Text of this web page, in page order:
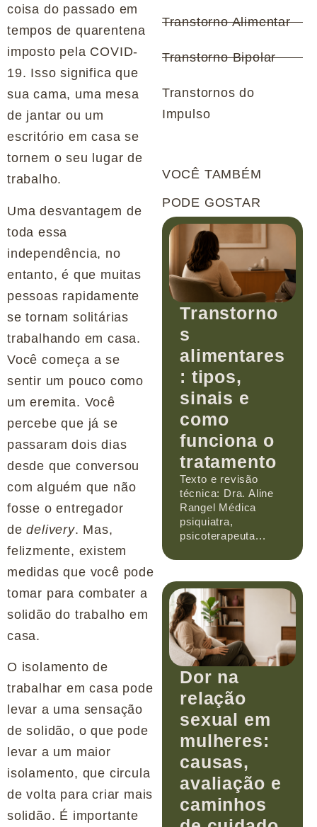
coisa do passado em
tempos de quarentena
imposto pela COVID-
19. Isso significa que
sua cama, uma mesa
de jantar ou um
escritório em casa se
tornem o seu lugar de
trabalho.
Uma desvantagem de
toda essa
independência, no
entanto, é que muitas
pessoas rapidamente
se tornam solitárias
trabalhando em casa.
Você começa a se
sentir um pouco como
um eremita. Você
percebe que já se
passaram dois dias
desde que conversou
com alguém que não
fosse o entregador
dedelivery. Mas,
felizmente, existem
medidas que você pode
tomar para combater a
solidão do trabalho em
casa.
O isolamento de
trabalhar em casa pode
levar a uma sensação
de solidão, o que pode
levar a um maior
isolamento, que circula
de volta para criar mais
solidão. É importante
Transtorno Alimentar
Transtorno Bipolar
Transtornos do
Impulso
VOCÊ TAMBÉM
PODE GOSTAR
Transtorno
s
alimentares
: tipos,
sinais e
como
funciona o
tratamento
Texto e revisão
técnica: Dra. Aline
Rangel Médica
psiquiatra,
psicoterapeuta...
Dor na
relação
sexual em
mulheres:
causas,
avaliação e
caminhos